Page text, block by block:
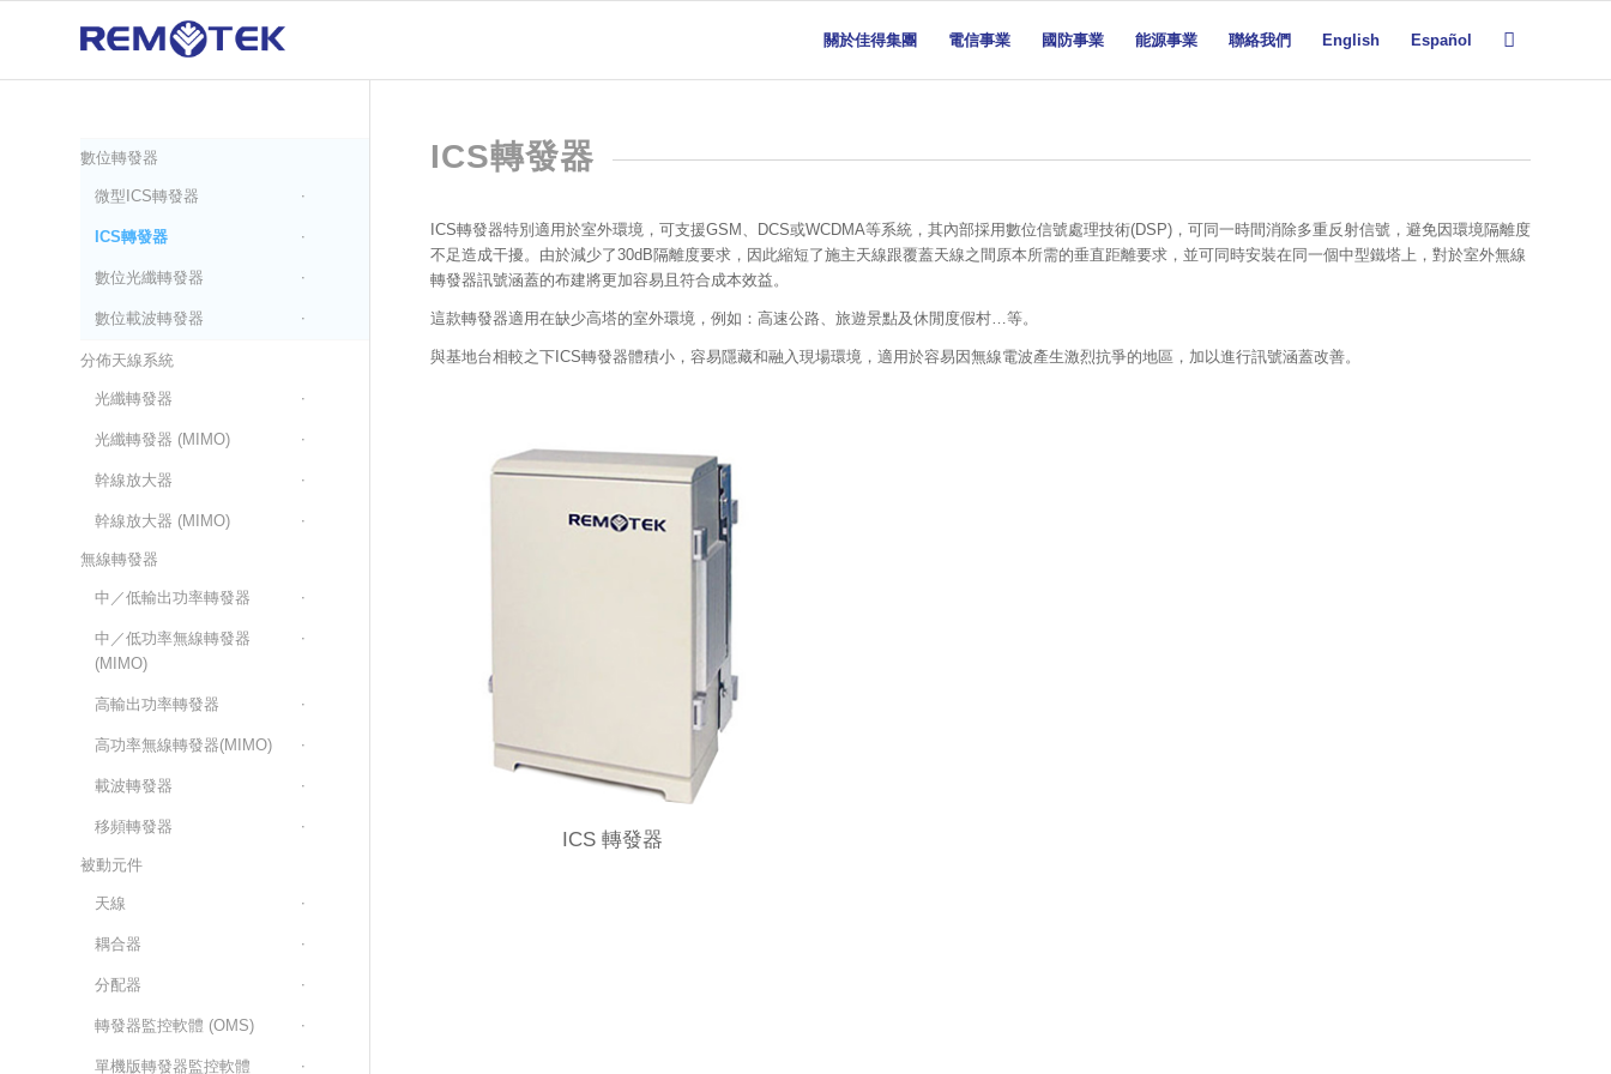
關於佳得集團 電信事業 國防事業 能源事業 聯絡我們 English Español
ICS轉發器
ICS轉發器特別適用於室外環境，可支援GSM、DCS或WCDMA等系統，其內部採用數位信號處理技術(DSP)，可同一時間消除多重反射信號，避免因環境隔離度
不足造成干擾。由於減少了30dB隔離度要求，因此縮短了施主天線跟覆蓋天線之間原本所需的垂直距離要求，並可同時安裝在同一個中型鐵塔上，對於室外無線
轉發器訊號涵蓋的布建將更加容易且符合成本效益。
這款轉發器適用在缺少高塔的室外環境，例如：高速公路、旅遊景點及休閒度假村…等。
與基地台相較之下ICS轉發器體積小，容易隱藏和融入現場環境，適用於容易因無線電波產生激烈抗爭的地區，加以進行訊號涵蓋改善。
ICS 轉發器
數位轉發器
微型ICS轉發器
ICS轉發器
數位光纖轉發器
數位載波轉發器
分佈天線系統
光纖轉發器
光纖轉發器 (MIMO)
幹線放大器
幹線放大器 (MIMO)
無線轉發器
中／低輸出功率轉發器
中／低功率無線轉發器
(MIMO)
高輸出功率轉發器
高功率無線轉發器(MIMO)
載波轉發器
移頻轉發器
被動元件
天線
耦合器
分配器
轉發器監控軟體 (OMS)
單機版轉發器監控軟體